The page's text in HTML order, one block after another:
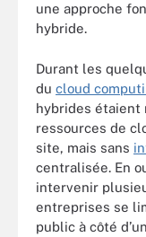
une approche
hybride.
Durant les
du cloud
hybrides étaient
ressources de
site, mais sans
centralisée. En
intervenir
entreprises se
public à côté